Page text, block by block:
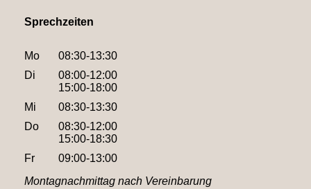
Sprechzeiten
Mo
08:30-13:30
Di
08:00-12:00
15:00-18:00
Mi
08:30-13:30
Do
08:30-12:00
15:00-18:30
Fr
09:00-13:00
Montagnachmittag nach Vereinbarung